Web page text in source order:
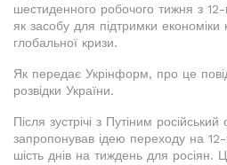
шестиденного робочого тижня з
як засобу для підтримки економіки
глобальної кризи.
Як передає Укрінформ, про це
розвідки України.
Після зустрічі з Путіним
запропонував ідею переходу на
шість днів на тиждень для росіян.